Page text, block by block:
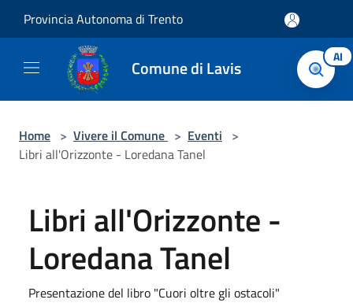
Provincia Autonoma di Trento
Comune di Lavis AI
Home > Vivere il Comune > Eventi >
Libri all'Orizzonte - Loredana Tanel
Libri all'Orizzonte -
Loredana Tanel
Presentazione del libro "Cuori oltre gli ostacoli"